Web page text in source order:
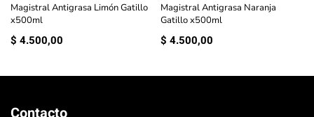
Magistral Antigrasa Limón Gatillo
x500ml
$ 4.500,00
Magistral Antigrasa Naranja
Gatillo x500ml
$ 4.500,00